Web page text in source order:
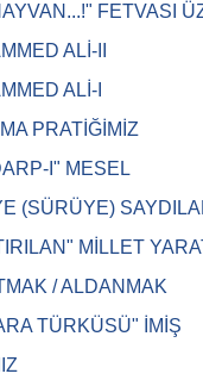
FETVASI
ALİ-II
ALİ-I
PRATİĞİMİZ
I" MESEL
(SÜRÜYE)
MİLLET
/ ALDANMAK
TÜRKÜSÜ" İMİŞ